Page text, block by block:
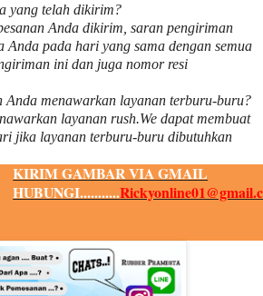
yang telah dikirim?
Anda dikirim, saran pengiriman
Anda pada hari yang sama dengan semua
ini dan juga nomorresi
Anda menawarkan layanan terburu-buru?
layanan rush.We dapat membuat
jika layanan terburu-buru dibutuhkan
KIRIM GAMBAR VIA GMAIL
HUBUNGI...........